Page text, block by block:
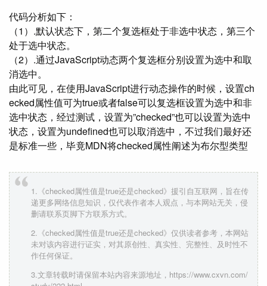
代码分析如下：
（1）.默认状态下，第二个复选框处于非选中状态，第三个
处于选中状态。
（2）.通过JavaScript动态两个复选框分别设置为选中和取
消选中。
由此可见，在使用JavaScript进行动态操作的时候，设置ch
ecked属性值可为true或者false可以复选框设置为选中和非
选中状态，经过测试，设置为”checked”也可以设置为选中
状态，设置为undefined也可以取消选中，不过我们最好还
是标准一些，毕竟MDN将checked属性阐述为布尔型类型
1.《checked属性值是true还是checked》援引自互联网，旨在传
递更多网络信息知识，仅代表作者本人观点，与本网站无关，侵
删请联系页脚下方联系方式。
2.《checked属性值是true还是checked》仅供读者参考，本网站
未对该内容进行证实，对其原创性、真实性、完整性、及时性不
作任何保证。
3.文章转载时请保留本站内容来源地址，https://www.cxvn.com/